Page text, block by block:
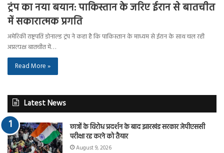
ट्रंप का नया बयान: पाकिस्तान के जरिए ईरान से बातचीत
में सकारात्मक प्रगति
अमेरिकी राष्ट्रपति डोनाल्ड ट्रंप ने कहा है कि पाकिस्तान के माध्यम से ईरान के साथ चल रही
अप्रत्यक्ष बातचीत में…
Read More »
Latest News
छात्रों के विरोध प्रदर्शन के बाद झारखंड सरकार जेपीएससी
परीक्षा रद्द करने को तैयार
August 9, 2026